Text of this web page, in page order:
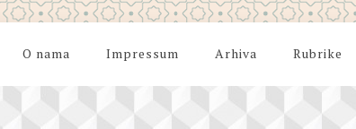
O nama Impressum Arhiva Rubrike